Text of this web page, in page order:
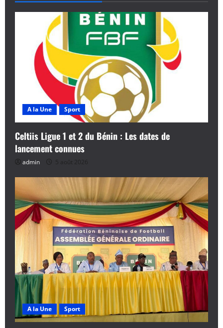
A la Une Sport
Celtiis Ligue 1 et 2 du Bénin : Les dates de
lancement connues
admin 5 août 2026
A la Une Sport